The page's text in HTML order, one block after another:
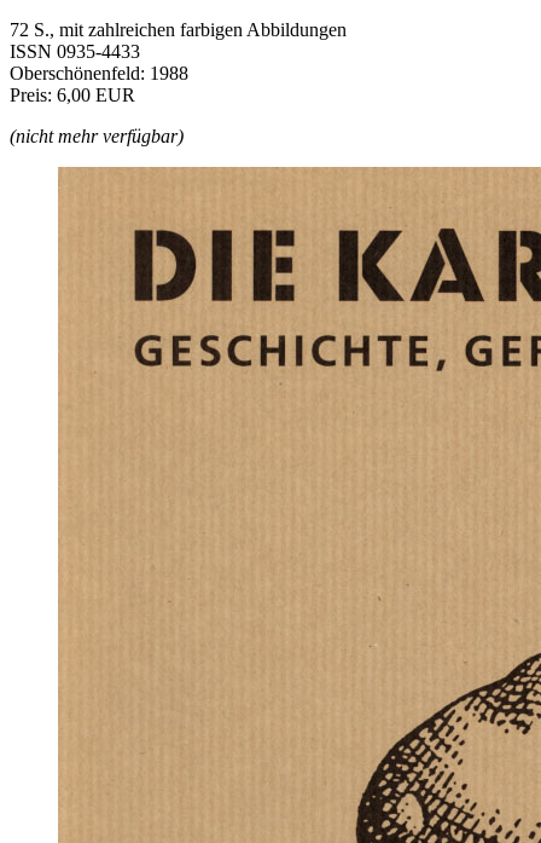
72 S., mit zahlreichen farbigen Abbildungen
ISSN 0935-4433
Oberschönenfeld: 1988
Preis: 6,00 EUR
(nicht mehr verfügbar)